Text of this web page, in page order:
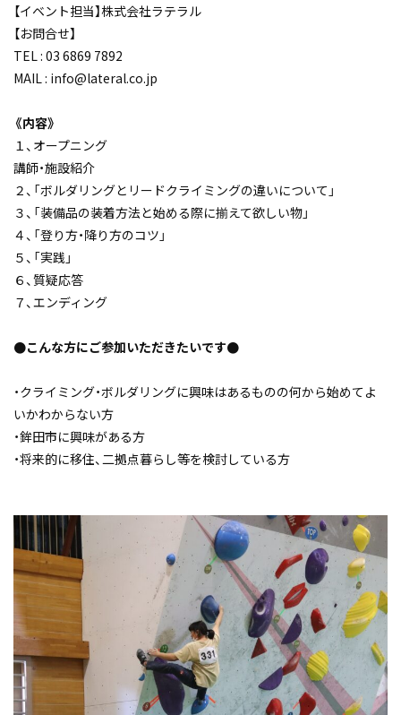
【イベント担当】株式会社ラテラル
【お問合せ】
TEL : 03 6869 7892
MAIL : info@lateral.co.jp
《内容》
１、オープニング
講師・施設紹介
２、「ボルダリングとリードクライミングの違いについて」
３、「装備品の装着方法と始める際に揃えて欲しい物」
４、「登り方・降り方のコツ」
５、「実践」
６、質疑応答
７、エンディング
●こんな方にご参加いただきたいです●
・クライミング・ボルダリングに興味はあるものの何から始めてよ
いかわからない方
・鉾田市に興味がある方
・将来的に移住、二拠点暮らし等を検討している方